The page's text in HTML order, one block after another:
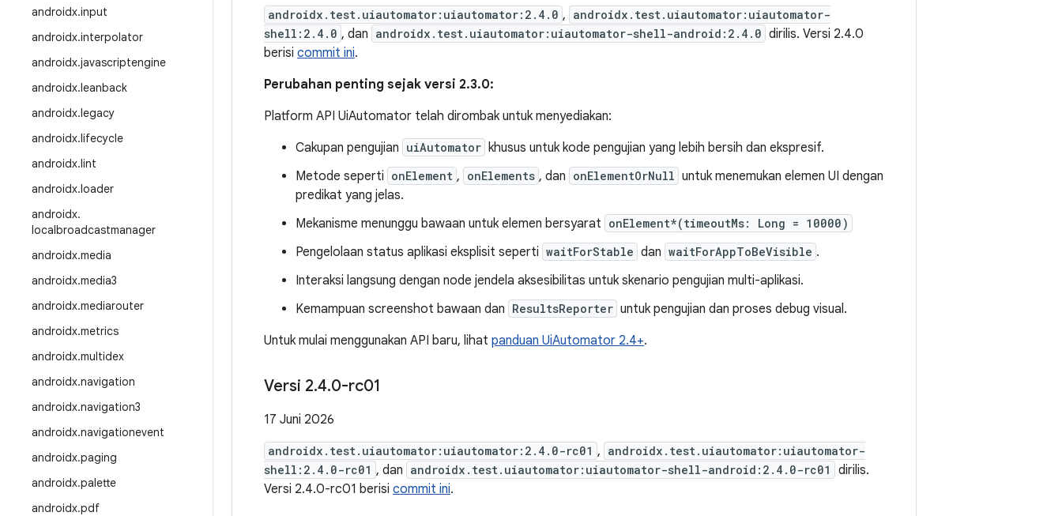
androidx.input
androidx.interpolator
androidx.javascriptengine
androidx.leanback
androidx.legacy
androidx.lifecycle
androidx.lint
androidx.loader
androidx.
localbroadcastmanager
androidx.media
androidx.media3
androidx.mediarouter
androidx.metrics
androidx.multidex
androidx.navigation
androidx.navigation3
androidx.navigationevent
androidx.paging
androidx.palette
androidx.pdf
androidx.test.uiautomator:uiautomator:2.4.0 , androidx.test.uiautomator:uiautomator-
shell:2.4.0 , dan androidx.test.uiautomator:uiautomator-shell-android:2.4.0 dirilis. Versi 2.4.0
berisi commit ini.
Perubahan penting sejak versi 2.3.0:
Platform API UiAutomator telah dirombak untuk menyediakan:
Cakupan pengujian uiAutomator khusus untuk kode pengujian yang lebih bersih dan ekspresif.
Metode seperti onElement , onElements , dan onElementOrNull untuk menemukan elemen UI dengan
predikat yang jelas.
Mekanisme menunggu bawaan untuk elemen bersyarat onElement*(timeoutMs: Long = 10000)
Pengelolaan status aplikasi eksplisit seperti waitForStable dan waitForAppToBeVisible .
Interaksi langsung dengan node jendela aksesibilitas untuk skenario pengujian multi-aplikasi.
Kemampuan screenshot bawaan dan ResultsReporter untuk pengujian dan proses debug visual.
Untuk mulai menggunakan API baru, lihat panduan UiAutomator 2.4+.
Versi 2.4.0-rc01
17 Juni 2026
androidx.test.uiautomator:uiautomator:2.4.0-rc01 , androidx.test.uiautomator:uiautomator-
shell:2.4.0-rc01 , dan androidx.test.uiautomator:uiautomator-shell-android:2.4.0-rc01
dirilis.
Versi 2.4.0-rc01 berisi commit ini.